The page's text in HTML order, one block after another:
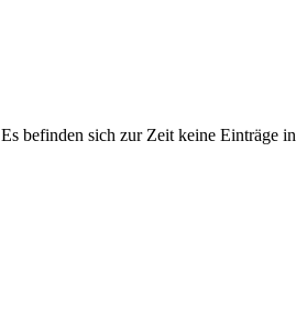
Es befinden sich zur Zeit keine Einträge